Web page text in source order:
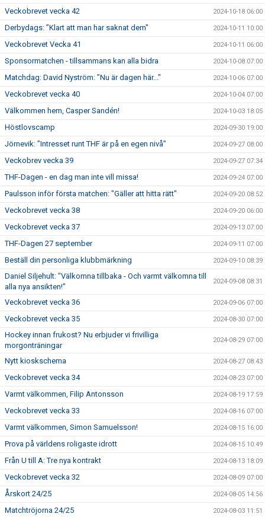
Veckobrevet vecka 42 2024-10-18 06:00
Derbydags: ”Klart att man har saknat dem" 2024-10-11 10:00
Veckobrevet Vecka 41 2024-10-11 06:00
Sponsormatchen - tillsammans kan alla bidra 2024-10-08 07:00
Matchdag: David Nyström: ”Nu är dagen här..." 2024-10-06 07:00
Veckobrevet vecka 40 2024-10-04 07:00
Välkommen hem, Casper Sandén! 2024-10-03 18:05
Höstlovscamp 2024-09-30 19:00
Jörnevik: ”Intresset runt THF är på en egen nivå” 2024-09-27 08:00
Veckobrev vecka 39 2024-09-27 07:34
THF-Dagen - en dag man inte vill missa! 2024-09-24 07:00
Paulsson inför första matchen: "Gäller att hitta rätt" 2024-09-20 08:52
Veckobrevet vecka 38 2024-09-20 06:00
Veckobrevet vecka 37 2024-09-13 07:00
THF-Dagen 27 september 2024-09-11 07:00
Beställ din personliga klubbmärkning 2024-09-10 08:39
Daniel Siljehult: "Välkomna tillbaka - Och varmt välkomna till
alla nya ansikten!"
2024-09-08 08:31
Veckobrevet vecka 36 2024-09-06 07:00
Veckobrevet vecka 35 2024-08-30 07:00
Hockey innan frukost? Nu erbjuder vi frivilliga
morgonträningar
2024-08-29 07:00
Nytt kioskschema 2024-08-27 08:43
Veckobrevet vecka 34 2024-08-23 07:00
Varmt välkommen, Filip Antonsson 2024-08-19 17:59
Veckobrevet vecka 33 2024-08-16 07:00
Varmt välkommen, Simon Samuelsson! 2024-08-15 16:00
Prova på världens roligaste idrott 2024-08-15 10:49
Från U till A: Tre nya kontrakt 2024-08-13 18:09
Veckobrevet vecka 32 2024-08-09 07:00
Årskort 24/25 2024-08-05 14:56
Matchtröjorna 24/25 2024-08-03 11:51